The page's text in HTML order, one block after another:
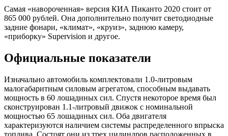
Самая «навороченная» версия КИА Пиканто 2020 стоит от
865 000 рублей. Она дополнительно получит светодиодные
задние фонари, «климат», «круиз», заднюю камеру,
«приборку» Supervision и другое.
Официальные показатели
Изначально автомобиль комплектовали 1.0-литровым
малогабаритным силовым агрегатом, способным выдавать
мощность в 60 лошадиных сил. Спустя некоторое время был
сконструирован 1.1-литровый движок с номинальной
мощностью 65 лошадиных сил. Оба двигателя
характеризуются наличием системы распределенного впрыска
топлива. Состоят они из трех цилиндров расположенных в